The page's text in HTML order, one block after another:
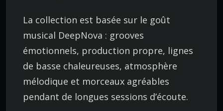
La collection est basée sur le goût
musical DeepNova : grooves
émotionnels, production propre, lignes
de basse chaleureuses, atmosphère
mélodique et morceaux agréables
pendant de longues sessions d’écoute.